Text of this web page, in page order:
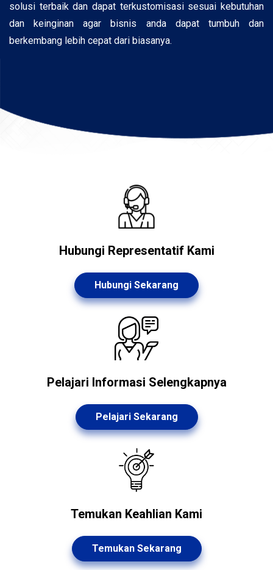
solusi terbaik dan dapat terkustomisasi sesuai kebutuhan
dan keinginan agar bisnis anda dapat tumbuh dan
berkembang lebih cepat dari biasanya.
Hubungi Representatif Kami
Hubungi Sekarang
Pelajari Informasi Selengkapnya
Pelajari Sekarang
Temukan Keahlian Kami
Temukan Sekarang